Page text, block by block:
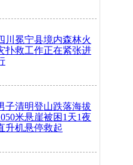
川冕宁县境内森林火
扑救工作正在紧张进
子清明登山跌落海拔
米悬崖被困1天1夜
升机悬停救起